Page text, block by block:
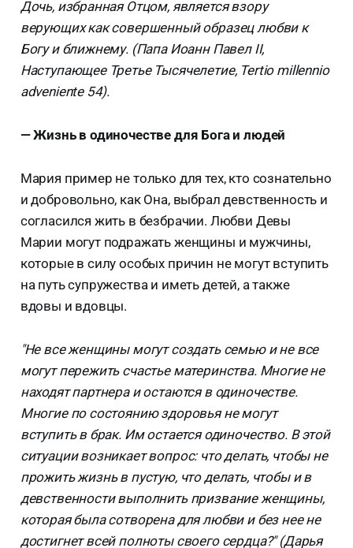
Дочь, избранная Отцом, является взору
верующих как совершенный образец любви к
Богу и ближнему. (Папа Иоанн Павел II,
Наступающее Третье Тысячелетие, Tertio millennio
adveniente 54).
— Жизнь в одиночестве для Бога и людей
Мария пример не только для тех, кто сознательно
и добровольно, как Она, выбрал девственность и
согласился жить в безбрачии. Любви Девы
Марии могут подражать женщины и мужчины,
которые в силу особых причин не могут вступить
на путь супружества и иметь детей, а также
вдовы и вдовцы.
"Не все женщины могут создать семью и не все
могут пережить счастье материнства. Многие не
находят партнера и остаются в одиночестве.
Многие по состоянию здоровья не могут
вступить в брак. Им остается одиночество. В этой
ситуации возникает вопрос: что делать, чтобы не
прожить жизнь в пустую, что делать, чтобы и в
девственности выполнить призвание женщины,
которая была сотворена для любви и без нее не
достигнет всей полноты своего сердца?" (Дарья